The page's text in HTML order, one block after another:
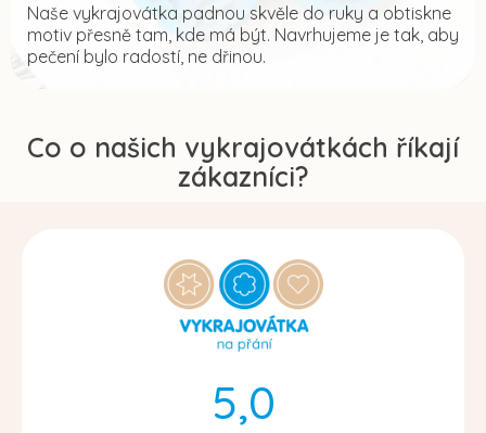
Naše vykrajovátka padnou skvěle do ruky a obtiskne
motiv přesně tam, kde má být. Navrhujeme je tak, aby
pečení bylo radostí, ne dřinou.
Co o našich vykrajovátkách říkají
zákazníci?
5,0